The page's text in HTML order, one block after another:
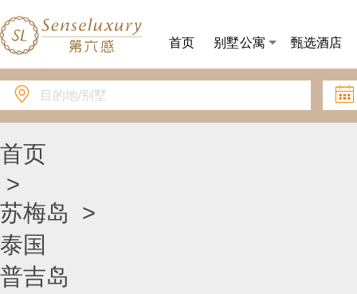
首页 别墅公寓 甄选酒店
 
首页
>
苏梅岛
>
泰国
普吉岛